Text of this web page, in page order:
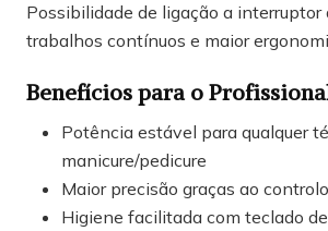
Possibilidade de ligação a interruptor
trabalhos contínuos e maior
Benefícios para o
Potência estável para qualquer
manicure/pedicure
Maior precisão graças ao
Higiene facilitada com teclado